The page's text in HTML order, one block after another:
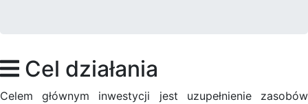
Cel działania
Celem głównym inwestycji jest uzupełnienie zasobów